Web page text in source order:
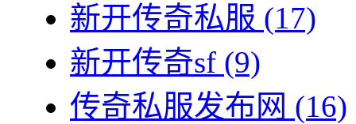
新开传奇私服 (17)
新开传奇sf (9)
传奇私服发布网 (16)